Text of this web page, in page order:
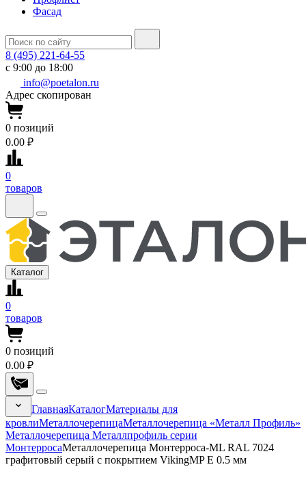
Фасад
8 (495) 221-64-55
с 9:00 до 18:00
info@poetalon.ru
Адрес скопирован
0 позиций
0.00 ₽
0
товаров
Каталог
0
товаров
0 позиций
0.00 ₽
ГлавнаяКаталогМатериалы для
кровлиМеталлочерепицаМеталлочерепица «Металл Профиль»
Металлочерепица Металлпрофиль серии
МонтерросаМеталлочерепица Монтерроса-ML RAL 7024
графитовый серый с покрытием VikingMP E 0.5 мм